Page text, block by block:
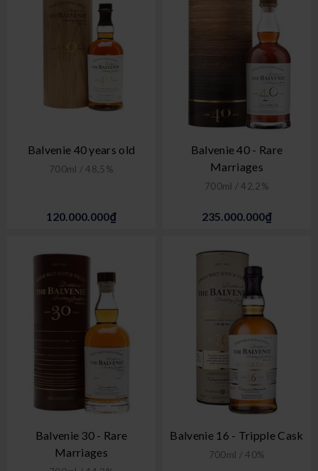
Balvenie 40 years old
700ml / 48,5%
120.000.000₫
Balvenie 40 - Rare
Marriages
700ml / 42,2%
235.000.000₫
Balvenie 30 - Rare
Marriages
Balvenie 16 - Tripple Cask
700ml / 40%